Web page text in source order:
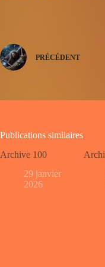
PRÉCÉDENT
Publications similaires
Archive 100
29 janvier
2026